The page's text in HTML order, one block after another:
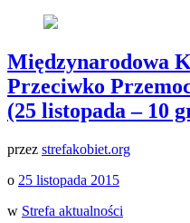
Międzynarodowa
Przeciwko
(25 listopada – 10
przez strefakobiet.org
o 25 listopada 2015
w Strefa aktualności